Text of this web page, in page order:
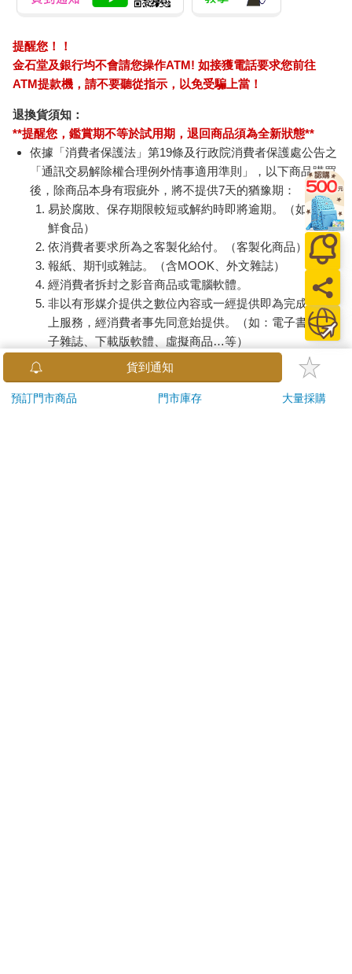
提醒您！！
金石堂及銀行均不會請您操作ATM! 如接獲電話要求您前往
ATM提款機，請不要聽從指示，以免受騙上當！
退換貨須知：
**提醒您，鑑賞期不等於試用期，退回商品須為全新狀態**
依據「消費者保護法」第19條及行政院消費者保護處公告之
「通訊交易解除權合理例外情事適用準則」，以下商品購買
後，除商品本身有瑕疵外，將不提供7天的猶豫期：
易於腐敗、保存期限較短或解約時即將逾期。（如：生
鮮食品）
依消費者要求所為之客製化給付。（客製化商品）
報紙、期刊或雜誌。（含MOOK、外文雜誌）
經消費者拆封之影音商品或電腦軟體。
非以有形媒介提供之數位內容或一經提供即為完成之線
上服務，經消費者事先同意始提供。（如：電子書、電
子雜誌、下載版軟體、虛擬商品…等）
已拆封之個人衛生用品。（如：內衣褲、刮鬍刀、除毛
若非上列種類商品，均享有到貨7天的猶豫期（含例假
貨到通知
預訂門市商品 門市庫存 大量採購